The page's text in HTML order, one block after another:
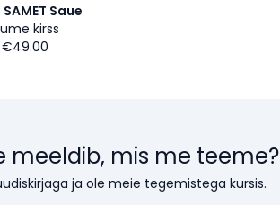
Saue
kirss
€49.00
meeldib, mis me teeme?
ja ole meie tegemistega kursis.